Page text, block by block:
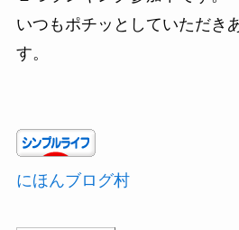
いつもポチッとしていただき
す。
にほんブログ村